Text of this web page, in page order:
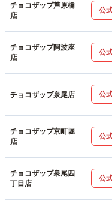
チョコザップ芦原橋
店
公
チョコザップ阿波座
店
公
チョコザップ泉尾店 公
チョコザップ京町堀
店
公
チョコザップ泉尾四
丁目店
公